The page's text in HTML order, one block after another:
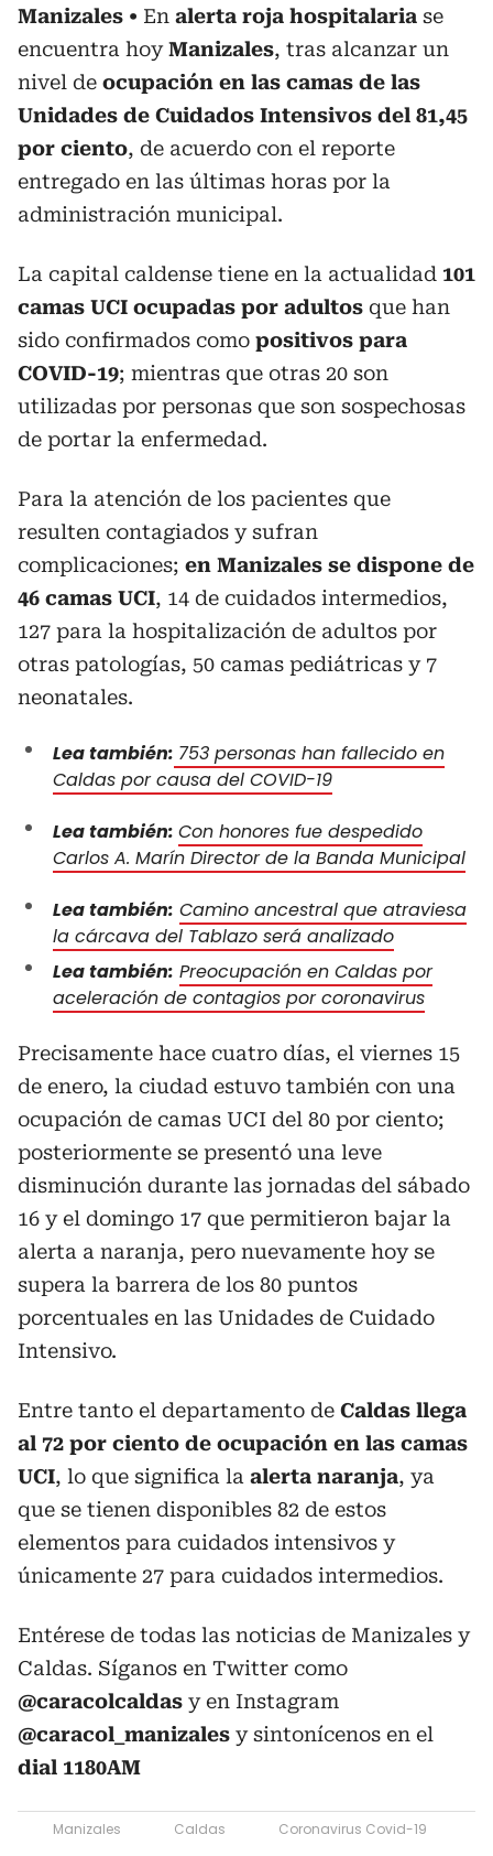
Manizales En alerta roja hospitalaria se
encuentra hoyManizales, tras alcanzar un
nivel de ocupación en las camas de las
Unidades de Cuidados Intensivos del 81,45
por ciento, de acuerdo con el reporte
entregado en las últimas horas por la
administración municipal.
La capital caldense tiene en la actualidad 101
camas UCI ocupadas por adultos que han
sido confirmados como positivos para
COVID-19; mientras que otras 20 son
utilizadas por personas que son sospechosas
de portar la enfermedad.
Para la atención de los pacientes que
resulten contagiados y sufran
complicaciones; en Manizales se dispone de
46 camas UCI, 14 de cuidados intermedios,
127 para la hospitalización de adultos por
otras patologías, 50 camas pediátricas y 7
neonatales.
Lea también: 753 personas han fallecido en
Caldas por causa del COVID-19
Lea también: Con honores fue despedido
Carlos A. Marín Director de la Banda Municipal
Lea también: Camino ancestral que atraviesa
la cárcava del Tablazo será analizado
Lea también: Preocupación en Caldas por
aceleración de contagios por coronavirus
Precisamente hace cuatro días, el viernes 15
de enero, la ciudad estuvo también con una
ocupación de camas UCI del 80 por ciento;
posteriormente se presentó una leve
disminución durante las jornadas del sábado
16 y el domingo 17 que permitieron bajar la
alerta a naranja, pero nuevamente hoy se
supera la barrera de los 80 puntos
porcentuales en las Unidades de Cuidado
Intensivo.
Entre tanto el departamento de Caldas llega
al 72 por ciento de ocupación en las camas
UCI, lo que significa la alerta naranja, ya
que se tienen disponibles 82 de estos
elementos para cuidados intensivos y
únicamente 27 para cuidados intermedios.
Entérese de todas las noticias de Manizales y
Caldas. Síganos en Twitter como
@caracolcaldas y en Instagram
@caracol_manizales y sintonícenos en el
dial 1180AM
Manizales Caldas
Coronavirus Covid-19